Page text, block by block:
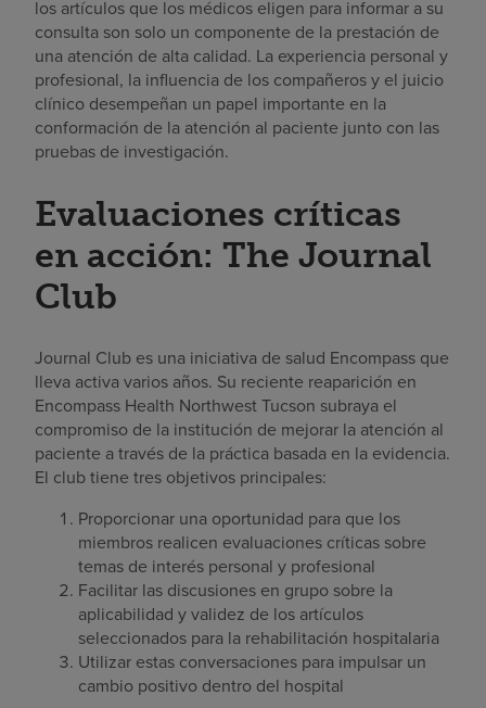
los artículos que los médicos eligen para informar a su
consulta son solo un componente de la prestación de
una atención de alta calidad. La experiencia personal y
profesional, la influencia de los compañeros y el juicio
clínico desempeñan un papel importante en la
conformación de la atención al paciente junto con las
pruebas de investigación.
Evaluaciones críticas
en acción: The Journal
Club
Journal Club es una iniciativa de salud Encompass que
lleva activa varios años. Su reciente reaparición en
Encompass Health Northwest Tucson subraya el
compromiso de la institución de mejorar la atención al
paciente a través de la práctica basada en la evidencia.
El club tiene tres objetivos principales:
Proporcionar una oportunidad para que los
miembros realicen evaluaciones críticas sobre
temas de interés personal y profesional
Facilitar las discusiones en grupo sobre la
aplicabilidad y validez de los artículos
seleccionados para la rehabilitación hospitalaria
Utilizar estas conversaciones para impulsar un
cambio positivo dentro del hospital